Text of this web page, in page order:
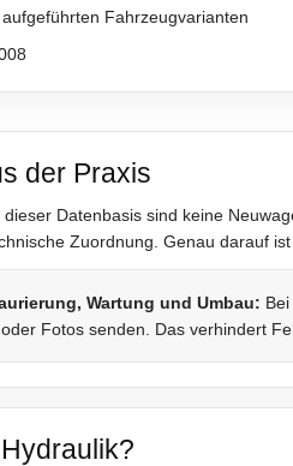
Fahrzeugvarianten
der Praxis
Datenbasis sind keine
Zuordnung. Genau darauf
Wartung und Umbau:
Fotos senden. Das verhindert